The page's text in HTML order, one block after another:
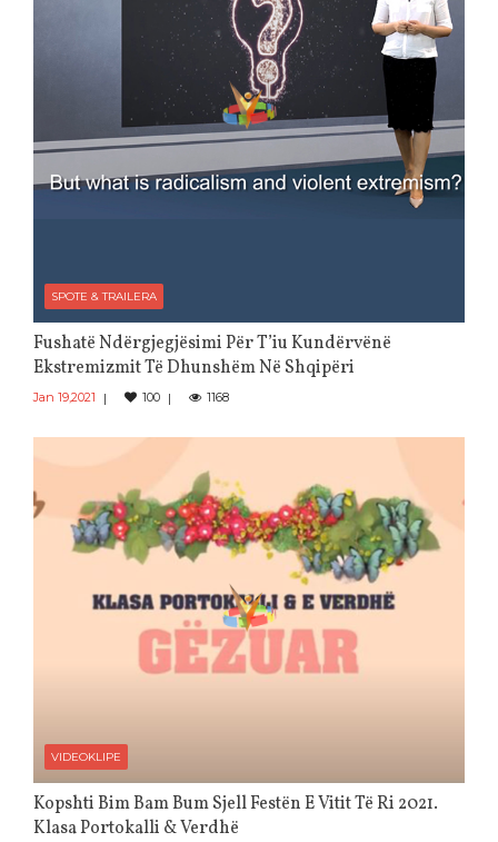
SPOTE & TRAILERA
Fushatë Ndërgjegjësimi Për T’iu Kundërvënë
Ekstremizmit Të Dhunshëm Në Shqipëri
Jan 19,2021 100 1168
VIDEOKLIPE
Kopshti Bim Bam Bum Sjell Festën E Vitit Të Ri 2021.
Klasa Portokalli & Verdhë